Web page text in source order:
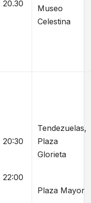
20.30
Museo
Celestina
20:30
22:00
Tendezuelas,
Plaza
Glorieta
Plaza Mayor